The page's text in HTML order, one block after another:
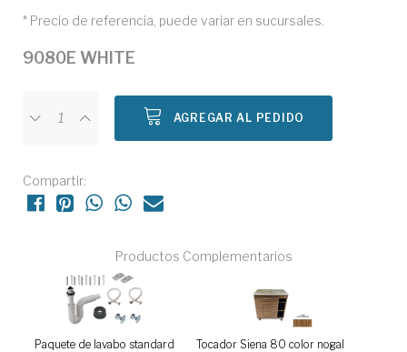
* Precio de referencia, puede variar en sucursales.
9080E WHITE
AGREGAR AL PEDIDO
Compartir:
Productos Complementarios
Paquete de lavabo standard
Tocador Siena 80 color nogal